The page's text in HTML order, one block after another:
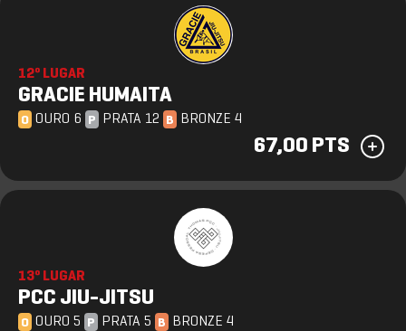
12º LUGAR
GRACIE HUMAITA
O OURO 6 P PRATA 12 B BRONZE 4
67,00 PTS
13º LUGAR
PCC JIU-JITSU
O OURO 5 P PRATA 5 B BRONZE 4